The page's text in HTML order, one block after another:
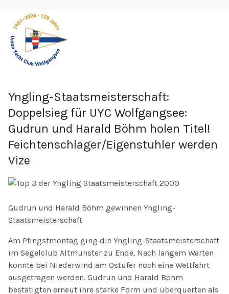
Yngling-Staatsmeisterschaft:
Doppelsieg für UYC Wolfgangsee:
Gudrun und Harald Böhm holen Titel!
Feichtenschlager/Eigenstuhler werden
Vize
Gudrun und Harald Böhm gewinnen Yngling-
Staatsmeisterschaft
Am Pfingstmontag ging die Yngling-Staatsmeisterschaft
im Segelclub Altmünster zu Ende. Nach langem Warten
konnte bei Niederwind am Ostufer noch eine Wettfahrt
ausgetragen werden. Gudrun und Harald Böhm
bestätigten erneut ihre starke Form und überquerten als